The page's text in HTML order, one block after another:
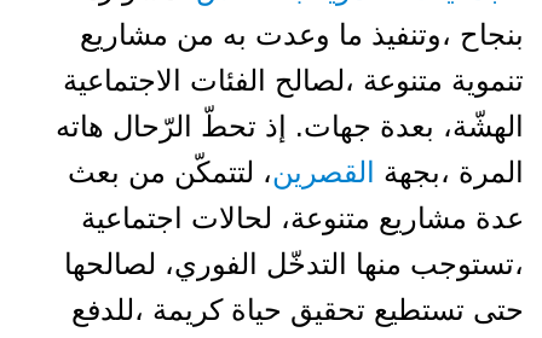
بنجاح ،وتنفيذ ما وعدت به من مشاريع
تنموية متنوعة ،لصالح الفئات الاجتماعية
الهشّة، بعدة جهات. إذ تحطّ الرّحال هاته
المرة ،بجهة
القصرين، لتتمكّن من بعث
عدة مشاريع متنوعة، لحالات اجتماعية
،تستوجب منها التدخّل الفوري، لصالحها
حتى تستطيع تحقيق حياة كريمة ،للدفع